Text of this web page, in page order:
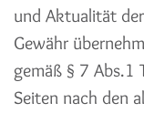
und Aktualität
Gewähr
gemäß § 7 Abs.1
Seiten nach den